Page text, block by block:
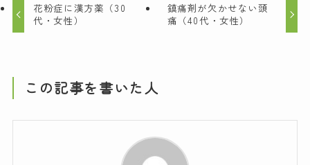
花粉症に漢方薬（30
代・女性）
鎮痛剤が欠かせない頭
痛（40代・女性）
この記事を書いた人